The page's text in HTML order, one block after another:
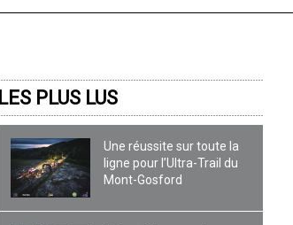
LES PLUS LUS
Une réussite sur toute la
ligne pour l’Ultra-Trail du
Mont-Gosford